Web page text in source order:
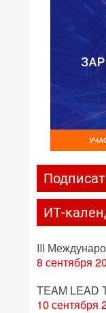
ИТ-
III
8 сентября
TEAM LEAD
10 сентября